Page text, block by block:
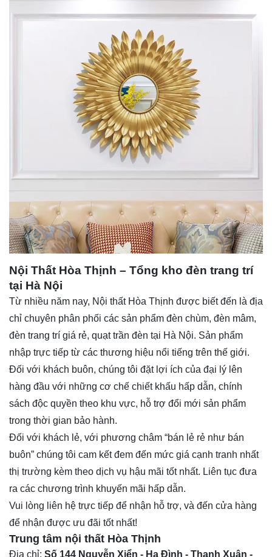
Nội Thất Hòa Thịnh – Tổng kho đèn trang trí
tại Hà Nội
Từ nhiều năm nay, Nội thất Hòa Thịnh được biết đến là địa
chỉ chuyên phân phối các sản phẩm đèn chùm, đèn mâm,
đèn trang trí giá rẻ, quạt trần đèn tại Hà Nội. Sản phẩm
nhập trực tiếp từ các thương hiệu nổi tiếng trên thế giới.
Đối với khách buôn, chúng tôi đặt lợi ích của đại lý lên
hàng đầu với những cơ chế chiết khấu hấp dẫn, chính
sách độc quyền theo khu vực, hỗ trợ đổi mới sản phẩm
trong thời gian bảo hành.
Đối với khách lẻ, với phương châm “bán lẻ rẻ như bán
buôn” chúng tôi cam kết đem đến mức giá cạnh tranh nhất
thị trường kèm theo dịch vụ hậu mãi tốt nhất. Liên tục đưa
ra các chương trình khuyến mãi hấp dẫn.
Vui lòng liên hệ trực tiếp để nhận hỗ trợ, và đến cửa hàng
để nhận được ưu đãi tốt nhất!
Trung tâm nội thất Hòa Thịnh
Địa chỉ: Số 144 Nguyễn Xiển - Hạ Đình - Thanh Xuân -